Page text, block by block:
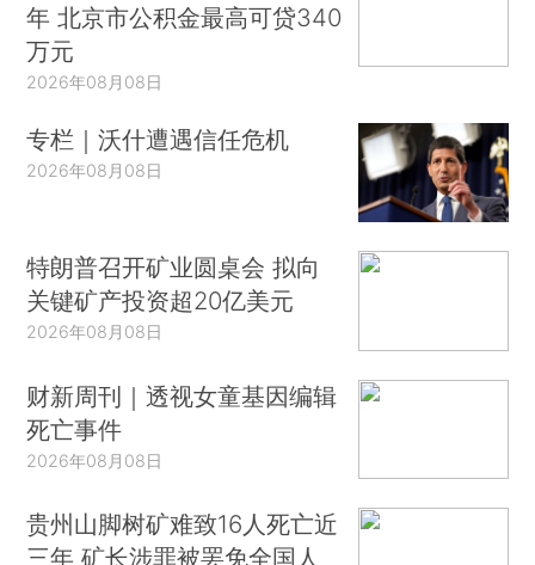
年 北京市公积金最高可贷340
万元
2026年08月08日
专栏｜沃什遭遇信任危机
2026年08月08日
特朗普召开矿业圆桌会 拟向
关键矿产投资超20亿美元
2026年08月08日
财新周刊｜透视女童基因编辑
死亡事件
2026年08月08日
贵州山脚树矿难致16人死亡近
三年 矿长涉罪被罢免全国人